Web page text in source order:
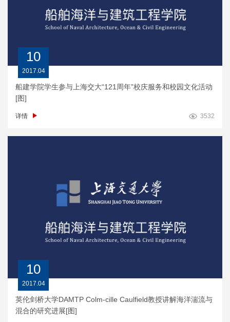
10
2017.04
船建学院学生参与上海交大“121周年”校庆服务和校园文化活动
[图]
详情 3532
10
2017.04
英伦剑桥大学DAMTP Colm-cille Caulfield教授讲解海洋湍流与
混合的研究进展[图]